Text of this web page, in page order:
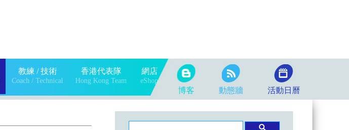
教練 / 技術
Coach / Technical
香港代表隊
Hong Kong Team
網店
eShop
博客 動態牆 活動日曆